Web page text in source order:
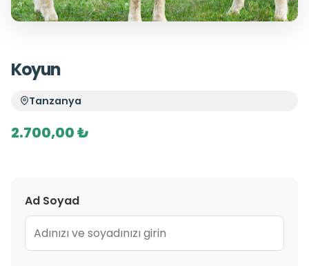
Koyun
Tanzanya
2.700,00 ₺
Ad Soyad